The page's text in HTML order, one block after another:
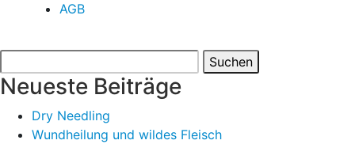
AGB
nach:
Neueste Beiträge
Dry Needling
Wundheilung und wildes Fleisch